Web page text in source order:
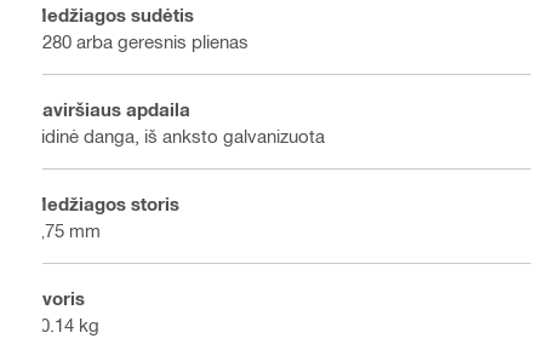
Medžiagos sudėtis
S280 arba geresnis plienas
Paviršiaus apdaila
Vidinė danga, iš anksto galvanizuota
Medžiagos storis
1,75 mm
Svoris
10.14 kg